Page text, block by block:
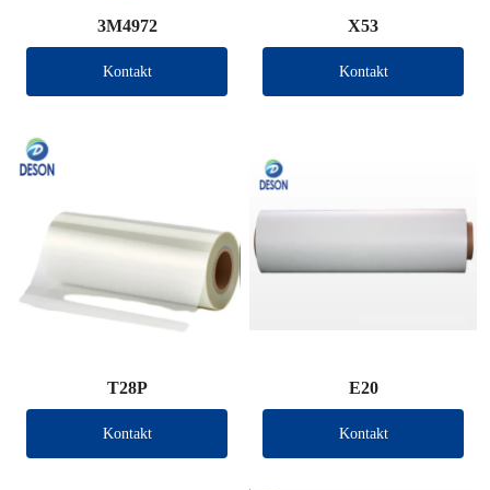
3M4972
Kontakt
X53
Kontakt
T28P
Kontakt
E20
Kontakt